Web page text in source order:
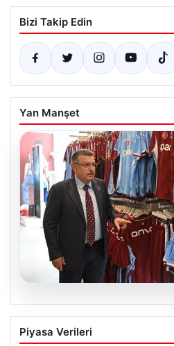
Bizi Takip Edin
Yan Manşet
06.08.2026
Ahmet Metin Genç’in
kampanyasıyla ilgili
Piyasa Verileri